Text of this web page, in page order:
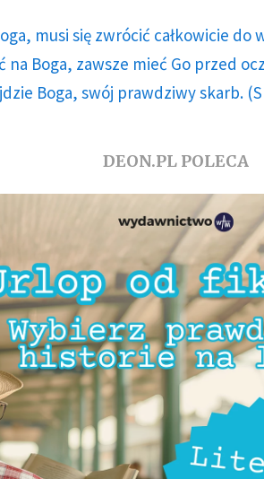
musi się zwrócić całkowicie do
na Boga, zawsze mieć Go przed
Boga, swój prawdziwy skarb.
DEON.PL POLECA